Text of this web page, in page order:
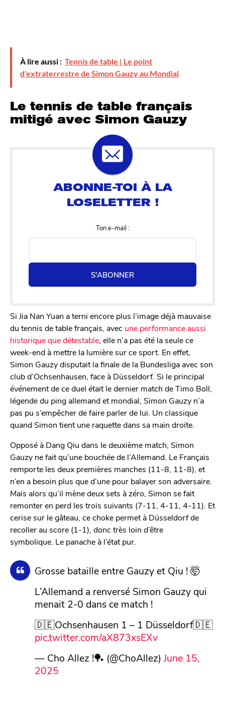
À lire aussi : Tennis de table | Le point
d'extraterrestre de Simon Gauzy au Mondial
Le tennis de table français
mitigé avec Simon Gauzy
Ton e-mail :
S'ABONNER
Si Jia Nan Yuan a terni encore plus l’image déjà mauvaise
du tennis de table français, avec une performance aussi
historique que détestable , elle n’a pas été la seule ce
week-end à mettre la lumière sur ce sport. En effet,
Simon Gauzy disputait la finale de la Bundesliga avec son
club d’Ochsenhausen, face à Düsseldorf. Si le principal
événement de ce duel était le dernier match de Timo Boll,
légende du ping allemand et mondial, Simon Gauzy n’a
pas pu s’empêcher de faire parler de lui. Un classique
quand Simon tient une raquette dans sa main droite.
Opposé à Dang Qiu dans le deuxième match, Simon
Gauzy ne fait qu’une bouchée de l’Allemand. Le Français
remporte les deux premières manches (11-8, 11-8), et
n’en a besoin plus que d’une pour balayer son adversaire.
Mais alors qu’il mène deux sets à zéro, Simon se fait
remonter en perd les trois suivants (7-11, 4-11, 4-11). Et
cerise sur le gâteau, ce choke permet à Düsseldorf de
recoller au score (1-1), donc très loin d’être
symbolique. Le panache à l’état pur.
Grosse bataille entre Gauzy et Qiu ! 🤯
L’Allemand a renversé Simon Gauzy qui
menait 2-0 dans ce match !
🇩🇪Ochsenhausen 1 – 1 Düsseldorf🇩🇪
pic.twitter.com/aX873xsEXv
— Cho Allez !🏓 (@ChoAllez) June 15,
2025